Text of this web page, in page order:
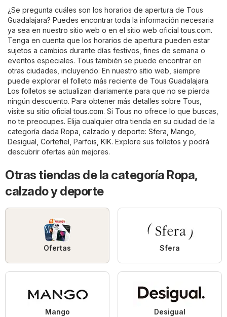
¿Se pregunta cuáles son los horarios de apertura de Tous
Guadalajara? Puedes encontrar toda la información necesaria
ya sea en nuestro sitio web o en el sitio web oficialtous.com.
Tenga en cuenta que los horarios de apertura pueden estar
sujetos a cambios durante días festivos, fines de semana o
eventos especiales. Tous también se puede encontrar en
otras ciudades, incluyendo: En nuestro sitio web, siempre
puede explorar el folleto más reciente de Tous Guadalajara.
Los folletos se actualizan diariamente para que no se pierda
ningún descuento. Para obtener más detalles sobre Tous,
visite su sitio oficialtous.com. Si Tous no ofrece lo que buscas,
no te preocupes. Elija cualquier otra tienda en su ciudad de la
categoría dada Ropa, calzado y deporte: Sfera, Mango,
Desigual, Cortefiel, Parfois, KIK. Explore sus folletos y podrá
descubrir ofertas aún mejores.
Otras tiendas de la categoría Ropa,
calzado y deporte
Ofertas Sfera
Mango Desigual